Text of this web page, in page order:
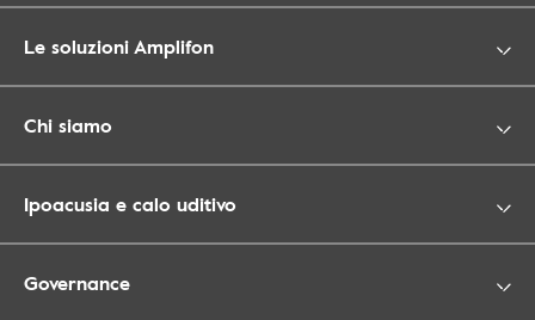
Le soluzioni Amplifon
Chi siamo
Ipoacusia e calo uditivo
Governance